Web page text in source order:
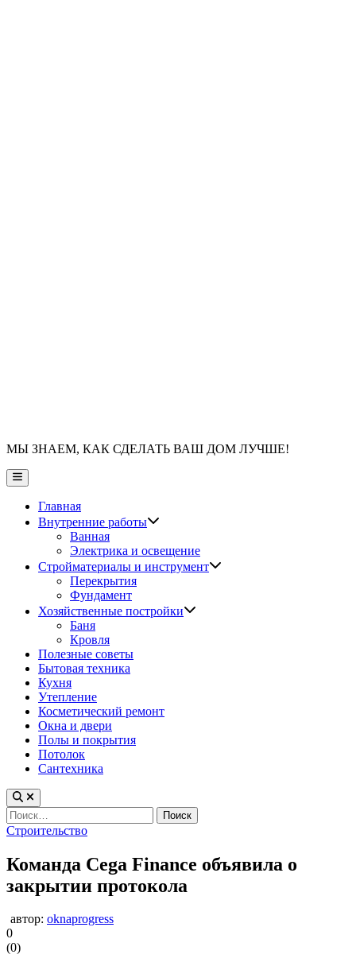
МЫ ЗНАЕМ, КАК СДЕЛАТЬ ВАШ ДОМ ЛУЧШЕ!
Главное
меню
Главная
Внутренние работы
Ванная
Электрика и освещение
Стройматериалы и инструмент
Перекрытия
Фундамент
Хозяйственные постройки
Баня
Кровля
Полезные советы
Бытовая техника
Кухня
Утепление
Косметический ремонт
Окна и двери
Полы и покрытия
Потолок
Сантехника
Найти:
Опубликовано
Строительство
Команда Cega Finance объявила о
закрытии протокола
автор: oknaprogress
0
(0)